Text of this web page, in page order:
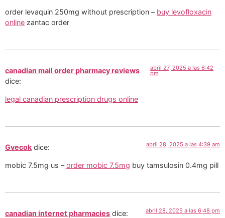
order levaquin 250mg without prescription – buy levofloxacin
online zantac order
canadian mail order pharmacy reviews
dice:
abril 27, 2025 a las 6:42
pm
legal canadian prescription drugs online
Gvecok dice: abril 28, 2025 a las 4:39 am
mobic 7.5mg us –order mobic 7.5mg buy tamsulosin 0.4mg pill
canadian internet pharmacies dice: abril 28, 2025 a las 6:48 pm